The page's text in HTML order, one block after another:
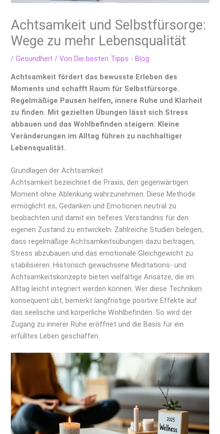
Achtsamkeit und Selbstfürsorge:
Wege zu mehr Lebensqualität
/Gesundheit / VonDie besten Tipps - Blog
Achtsamkeit fördert das bewusste Erleben des
Moments und schafft Raum für Selbstfürsorge.
Regelmäßige Pausen helfen, innere Ruhe und Klarheit
zu finden. Mit gezielten Übungen lässt sich Stress
abbauen und das Wohlbefinden steigern. Kleine
Veränderungen im Alltag führen zu nachhaltiger
Lebensqualität.
Grundlagen der Achtsamkeit
Achtsamkeit bezeichnet die Praxis, den gegenwärtigen
Moment ohne Ablenkung wahrzunehmen. Diese Methode
ermöglicht es, Gedanken und Emotionen neutral zu
beobachten und damit ein tieferes Verständnis für den
eigenen Zustand zu entwickeln. Zahlreiche Studien belegen,
dass regelmäßige Achtsamkeitsübungen dazu beitragen,
Stress abzubauen und das emotionale Gleichgewicht zu
stabilisieren. Historisch gewachsene Meditations- und
Achtsamkeitskonzepte bieten vielfältige Ansätze, die im
Alltag leicht integriert werden können. Wer diese Techniken
konsequent übt, bemerkt langfristige positive Effekte auf
das seelische und körperliche Wohlbefinden. So wird der
Zugang zu innerer Ruhe eröffnet und die Basis für ein
erfülltes Leben geschaffen.